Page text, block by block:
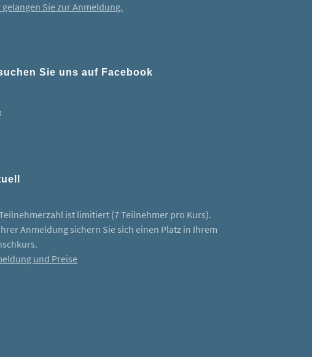
gelangen Sie zur Anmeldung.
Sie uns auf Facebook
ist limitiert (7 Teilnehmer pro Kurs).
Anmeldung sichern Sie sich einen Platz in Ihrem
und Preise